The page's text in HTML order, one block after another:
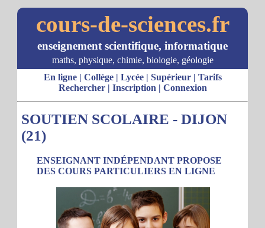
cours-de-sciences.fr
enseignement scientifique, informatique
maths, physique, chimie, biologie, géologie
En ligne| Collège| Lycée| Supérieur| Tarifs
Rechercher| Inscription | Connexion
SOUTIEN SCOLAIRE - DIJON
(21)
ENSEIGNANT INDÉPENDANT PROPOSE
DES COURS PARTICULIERS EN LIGNE